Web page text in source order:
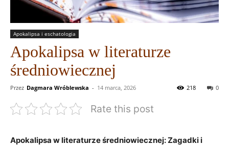
Apokalipsa i eschatologia
Apokalipsa w literaturze
średniowiecznej
Przez Dagmara Wróblewska - 14 marca, 2026 0
218
Rate this post
Apokalipsa⁤ w literaturze średniowiecznej: Zagadki ⁣i